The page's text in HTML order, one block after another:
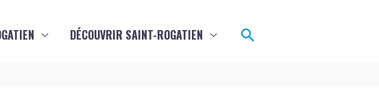
DÉCOUVRIR SAINT-ROGATIEN Rechercher